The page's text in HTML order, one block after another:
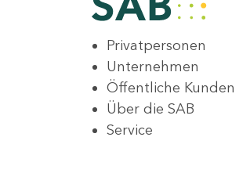
Privatpersonen
Unternehmen
Öffentliche Kunden
Über die SAB
Service